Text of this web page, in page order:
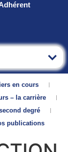
en cours
– la carrière
degré
publications